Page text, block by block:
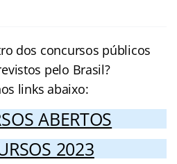
dos concursos públicos
pelo Brasil?
links abaixo:
ABERTOS
2023